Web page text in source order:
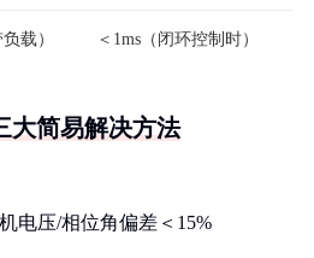
载） ＜1ms（闭环控制时）
大简易解决方法
电压/相位角偏差＜15%